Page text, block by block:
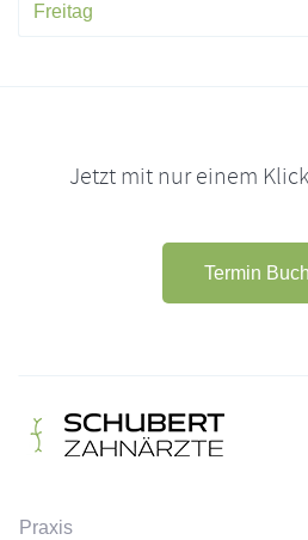
Freitag
Jetzt mit nur einem
Termin
Praxis